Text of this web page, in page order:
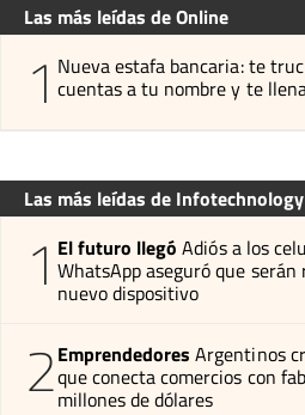
Las más leídas de Online
1 Nueva estafa bancaria: te
cuentas a tu nombre y te
Las más leídas de Infotechnology
1 El futuro llegó Adiós a los
WhatsApp aseguró que serán
nuevo dispositivo
2Emprendedores Argentinos
que conecta comercios con
millones de dólares